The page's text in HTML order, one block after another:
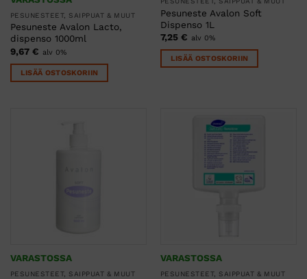
PESUNESTEET, SAIPPUAT & MUUT
Pesuneste Avalon Lacto,
dispenso 1000ml
9,67 € alv 0%
LISÄÄ OSTOSKORIIN
Pesuneste Avalon Soft
Dispenso 1L
7,25 € alv 0%
LISÄÄ OSTOSKORIIN
VARASTOSSA
PESUNESTEET, SAIPPUAT & MUUT
VARASTOSSA
PESUNESTEET, SAIPPUAT & MUUT